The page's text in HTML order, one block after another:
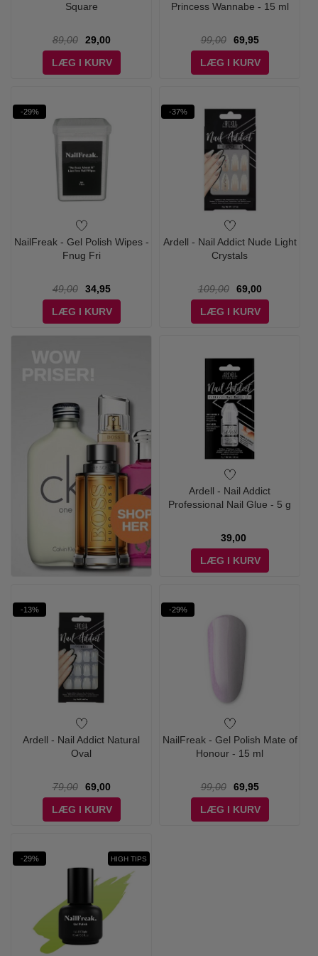
Square
89,00
29,00
LÆG I KURV
Princess Wannabe - 15 ml
99,00
69,95
LÆG I KURV
-29%
NailFreak - Gel Polish Wipes -
Fnug Fri
49,00
34,95
LÆG I KURV
-37%
Ardell - Nail Addict Nude Light
Crystals
109,00
69,00
LÆG I KURV
Ardell - Nail Addict
Professional Nail Glue - 5 g
39,00
LÆG I KURV
-13%
Ardell - Nail Addict Natural
Oval
79,00
69,00
LÆG I KURV
-29%
NailFreak - Gel Polish Mate of
Honour - 15 ml
99,00
69,95
LÆG I KURV
-29% HIGH TIPS